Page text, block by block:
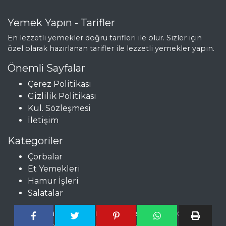
Üç Biberli Top
Köfte
ÇÖPLEME
(ÇULLAMA)
Pork Chop
Skillet Meal
Tarifleri
SEBZE
YEMEKLERI
Zeytinyağlı
Yemek Yapın - Tarifler
En lezzetli yemekler doğru tarifleri ile olur. Sizler için
özel olarak hazırlanan tarifler ile lezzetli yemekler yapın.
Önemli Sayfalar
Çerez Politikası
Gizlilik Politikası
Kul. Sözleşmesi
İletişim
Kategoriler
Çorbalar
Et Yemekleri
Hamur İşleri
Salatalar
Copyright © Pratik, Nefis ve Lezzetli Tarifler 2024 -